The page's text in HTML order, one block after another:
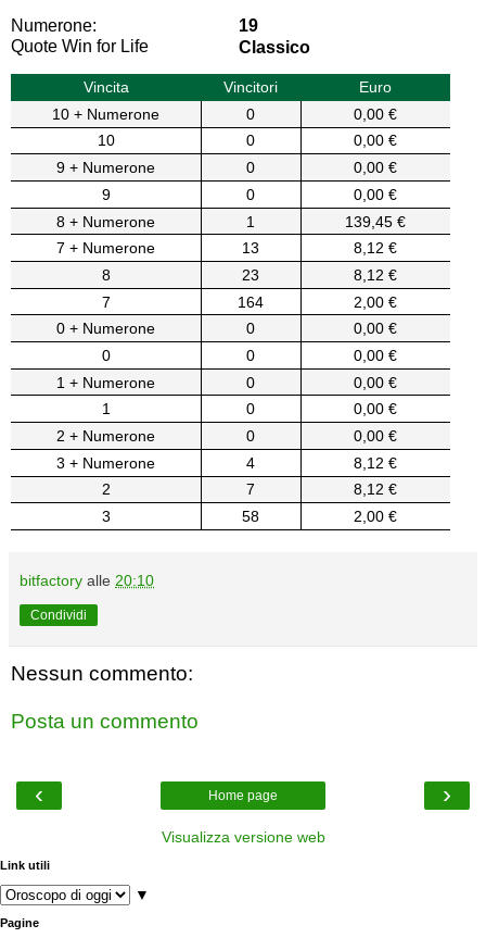
Numerone:
19
Quote Win for Life
Classico
Vincita Vincitori
Euro
10 + Numerone
0
0,00 €
10
0
0,00 €
9 + Numerone
0
0,00 €
9
0
0,00 €
8 + Numerone
1
139,45 €
7 + Numerone
13
8,12 €
8
23
8,12 €
7
164
2,00 €
0 + Numerone
0
0,00 €
0
0
0,00 €
1 + Numerone
0
0,00 €
1
0
0,00 €
2 + Numerone
0
0,00 €
3 + Numerone
4
8,12 €
2
7
8,12 €
3
58 2,00 €
bitfactory alle 20:10
Condividi
Nessun commento:
Posta un commento
‹ ›
Home page
Visualizza versione web
Link utili
▼
Pagine